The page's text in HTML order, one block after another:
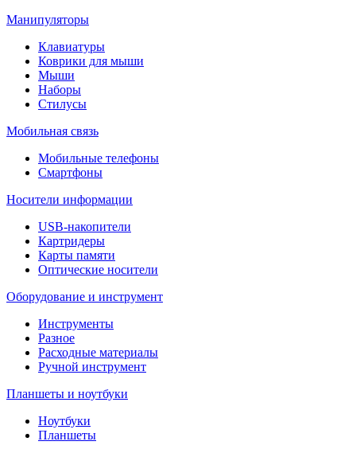
Манипуляторы
Клавиатуры
Коврики для мыши
Мыши
Наборы
Стилусы
Мобильная связь
Мобильные телефоны
Смартфоны
Носители информации
USB-накопители
Картридеры
Карты памяти
Оптические носители
Оборудование и инструмент
Инструменты
Разное
Расходные материалы
Ручной инструмент
Планшеты и ноутбуки
Ноутбуки
Планшеты